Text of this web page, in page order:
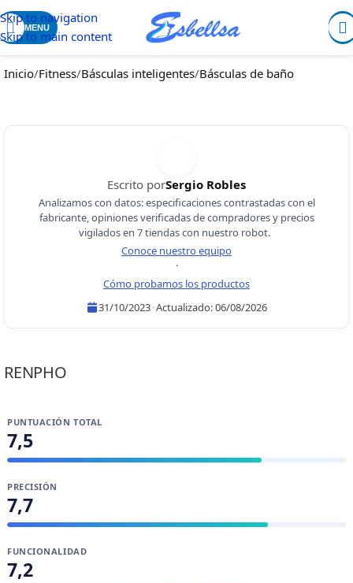
Skip to navigation
Skip to main content
MENU
Inicio/Fitness/Básculas inteligentes/Básculas de baño
Escrito porSergio Robles
Analizamos con datos: especificaciones contrastadas con el
fabricante, opiniones verificadas de compradores y precios
vigilados en 7 tiendas con nuestro robot.
Conoce nuestro equipo
·
Cómo probamos los productos
31/10/2023·Actualizado:06/08/2026
RENPHO
PUNTUACIÓN TOTAL
7,5
PRECISIÓN
7,7
FUNCIONALIDAD
7,2